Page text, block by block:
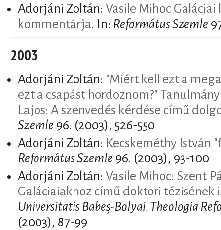
Adorjáni Zoltán: Vasile Mihoc Galáciai
kommentárja. In: Református Szemle
2003
Adorjáni Zoltán: "Miért kell ezt a
ezt a csapást hordoznom?"
Lajos: A szenvedés kérdése című
Szemle 96. (2003), 526-550
Adorjáni Zoltán: Kecskeméthy István
Református Szemle 96. (2003), 93-100
Adorjáni Zoltán: Vasile Mihoc: Szent
Galáciaiakhoz című doktori tézisének
Universitatis Babeș-Bolyai. Theologia
(2003), 87-99